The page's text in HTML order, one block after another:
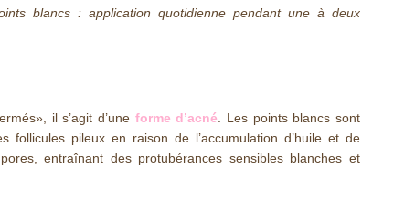
blancs : application quotidienne pendant une à deux
il s’agit d’une forme d’acné . Les points blancs sont
follicules pileux en raison de l’accumulation d’huile et de
entraînant des protubérances sensibles blanches et